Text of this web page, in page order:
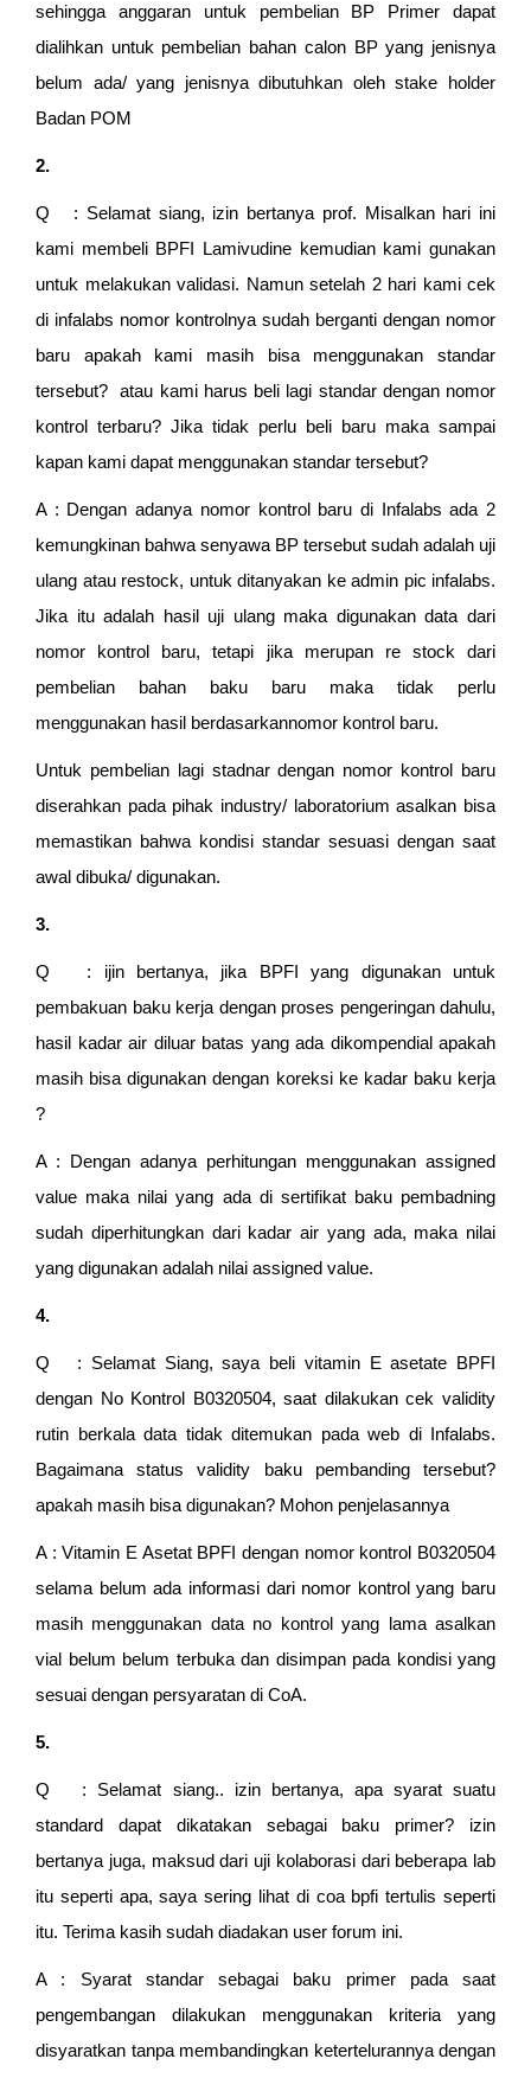
sehingga anggaran untuk pembelian BP Primer dapat
dialihkan untuk pembelian bahan calon BP yang jenisnya
belum ada/ yang jenisnya dibutuhkan oleh stake holder
Badan POM
2.
Q : Selamat siang, izin bertanya prof. Misalkan hari ini
kami membeli BPFI Lamivudine kemudian kami gunakan
untuk melakukan validasi. Namun setelah 2 hari kami cek
di infalabs nomor kontrolnya sudah berganti dengan nomor
baru apakah kami masih bisa menggunakan standar
tersebut? atau kami harus beli lagi standar dengan nomor
kontrol terbaru? Jika tidak perlu beli baru maka sampai
kapan kami dapat menggunakan standar tersebut?
A : Dengan adanya nomor kontrol baru di Infalabs ada 2
kemungkinan bahwa senyawa BP tersebut sudah adalah uji
ulang atau restock, untuk ditanyakan ke admin pic infalabs.
Jika itu adalah hasil uji ulang maka digunakan data dari
nomor kontrol baru, tetapi jika merupan re stock dari
pembelian bahan baku baru maka tidak perlu
menggunakan hasil berdasarkannomor kontrol baru.
Untuk pembelian lagi stadnar dengan nomor kontrol baru
diserahkan pada pihak industry/ laboratorium asalkan bisa
memastikan bahwa kondisi standar sesuasi dengan saat
awal dibuka/ digunakan.
3.
Q : ijin bertanya, jika BPFI yang digunakan untuk
pembakuan baku kerja dengan proses pengeringan dahulu,
hasil kadar air diluar batas yang ada dikompendial apakah
masih bisa digunakan dengan koreksi ke kadar baku kerja
?
A : Dengan adanya perhitungan menggunakan assigned
value maka nilai yang ada di sertifikat baku pembadning
sudah diperhitungkan dari kadar air yang ada, maka nilai
yang digunakan adalah nilai assigned value.
4.
Q : Selamat Siang, saya beli vitamin E asetate BPFI
dengan No Kontrol B0320504, saat dilakukan cek validity
rutin berkala data tidak ditemukan pada web di Infalabs.
Bagaimana status validity baku pembanding tersebut?
apakah masih bisa digunakan? Mohon penjelasannya
A : Vitamin E Asetat BPFI dengan nomor kontrol B0320504
selama belum ada informasi dari nomor kontrol yang baru
masih menggunakan data no kontrol yang lama asalkan
vial belum belum terbuka dan disimpan pada kondisi yang
sesuai dengan persyaratan di CoA.
5.
Q : Selamat siang.. izin bertanya, apa syarat suatu
standard dapat dikatakan sebagai baku primer? izin
bertanya juga, maksud dari uji kolaborasi dari beberapa lab
itu seperti apa, saya sering lihat di coa bpfi tertulis seperti
itu. Terima kasih sudah diadakan user forum ini.
A : Syarat standar sebagai baku primer pada saat
pengembangan dilakukan menggunakan kriteria yang
disyaratkan tanpa membandingkan ketertelurannya dengan